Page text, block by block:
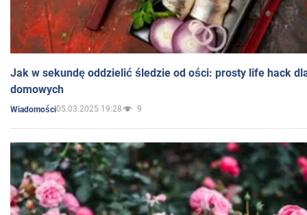
Jak w sekundę oddzielić śledzie od ości: prosty life hack
domowych
Wiadomości05.03.2025 19:28 9